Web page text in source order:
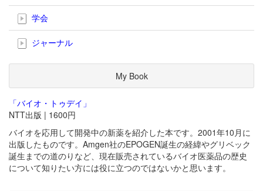
学会
ジャーナル
My Book
「バイオ・トゥデイ」
NTT出版 | 1600円
バイオを応用して開発中の新薬を紹介した本です。2001年10月に
出版したものです。Amgen社のEPOGEN誕生の経緯やグリベック
誕生までの道のりなど、現在販売されているバイオ医薬品の歴史
について知りたい方には役に立つのではないかと思います。